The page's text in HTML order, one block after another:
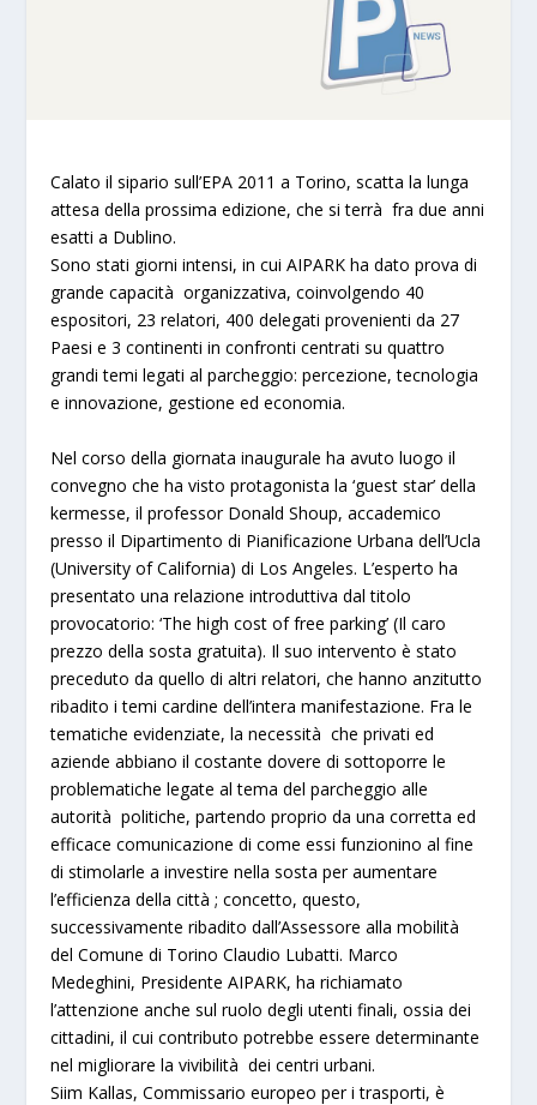
Calato il sipario sull’EPA 2011 a Torino, scatta la lunga
attesa della prossima edizione, che si terrà fra due anni
esatti a Dublino.
Sono stati giorni intensi, in cui AIPARK ha dato prova di
grande capacità organizzativa, coinvolgendo 40
espositori, 23 relatori, 400 delegati provenienti da 27
Paesi e 3 continenti in confronti centrati su quattro
grandi temi legati al parcheggio: percezione, tecnologia
e innovazione, gestione ed economia.
Nel corso della giornata inaugurale ha avuto luogo il
convegno che ha visto protagonista la ‘guest star’ della
kermesse, il professor Donald Shoup, accademico
presso il Dipartimento di Pianificazione Urbana dell’Ucla
(University of California) di Los Angeles. L’esperto ha
presentato una relazione introduttiva dal titolo
provocatorio:‘The high cost of free parking’ (Il caro
prezzo della sosta gratuita). Il suo intervento è stato
preceduto da quello dialtri relatori, che hanno anzitutto
ribadito i temi cardine dell’intera manifestazione. Fra le
tematiche evidenziate, la necessità che privati ed
aziende abbiano il costante dovere di sottoporre le
problematiche legate al tema del parcheggio alle
autorità politiche, partendo proprio da unacorretta ed
efficace comunicazione di come essi funzionino al fine
di stimolarle a investire nella sosta per aumentare
l’efficienza della città ; concetto, questo,
successivamente ribadito dall’Assessore alla mobilità
del Comune di Torino Claudio Lubatti. Marco
Medeghini, Presidente AIPARK, ha richiamato
l’attenzione anchesul ruolo degli utenti finali, ossia dei
cittadini, il cui contributo potrebbe essere determinante
nel migliorare la vivibilità dei centri urbani.
Siim Kallas, Commissario europeo per i trasporti, è